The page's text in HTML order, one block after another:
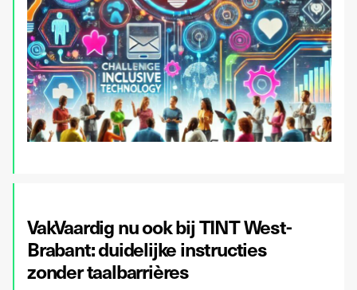
VakVaardig nu ook bij TINT West-
Brabant: duidelijke instructies
zonder taalbarrières